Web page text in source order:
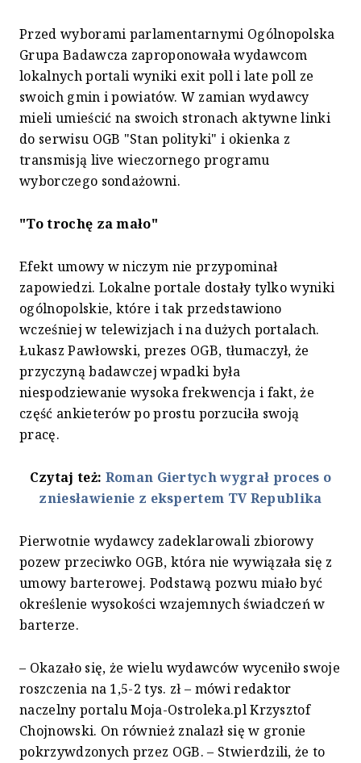
Przed wyborami parlamentarnymi Ogólnopolska
Grupa Badawcza zaproponowała wydawcom
lokalnych portali wyniki exit poll i late poll ze
swoich gmin i powiatów. W zamian wydawcy
mieli umieścić na swoich stronach aktywne linki
do serwisu OGB "Stan polityki" i okienka z
transmisją live wieczornego programu
wyborczego sondażowni.
"To trochę za mało"
Efekt umowy w niczym nie przypominał
zapowiedzi. Lokalne portale dostały tylko wyniki
ogólnopolskie, które i tak przedstawiono
wcześniej w telewizjach i na dużych portalach.
Łukasz Pawłowski, prezes OGB, tłumaczył, że
przyczyną badawczej wpadki była
niespodziewanie wysoka frekwencja i fakt, że
część ankieterów po prostu porzuciła swoją
pracę.
Czytaj też: Roman Giertych wygrał proces o
zniesławienie z ekspertem TV Republika
Pierwotnie wydawcy zadeklarowali zbiorowy
pozew przeciwko OGB, która nie wywiązała się z
umowy barterowej. Podstawą pozwu miało być
określenie wysokości wzajemnych świadczeń w
barterze.
– Okazało się, że wielu wydawców wyceniło swoje
roszczenia na 1,5-2 tys. zł – mówi redaktor
naczelny portalu Moja-Ostroleka.pl Krzysztof
Chojnowski. On również znalazł się w gronie
pokrzywdzonych przez OGB. – Stwierdzili, że to